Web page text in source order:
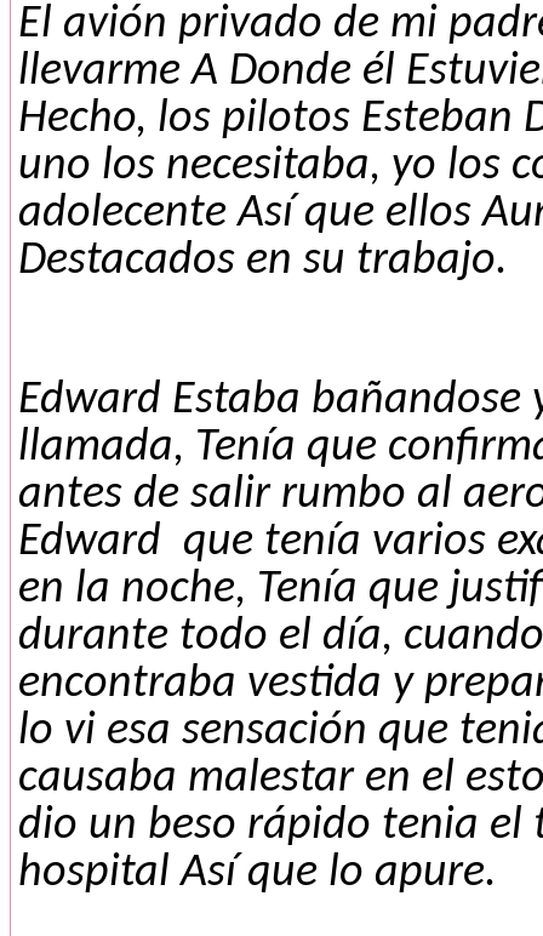
El avión privado de mi
llevarme A Donde él
Hecho, los pilotos Esteban
uno los necesitaba, yo los
adolecente Así que ellos
Destacados en su trabajo.
Edward Estaba
llamada, Tenía que
antes de salir rumbo al
Edward que tenía varios
en la noche, Tenía que
durante todo el día,
encontraba vestida y
lo vi esa sensación que
causaba malestar en el
dio un beso rápido tenia
hospital Así que lo apure.